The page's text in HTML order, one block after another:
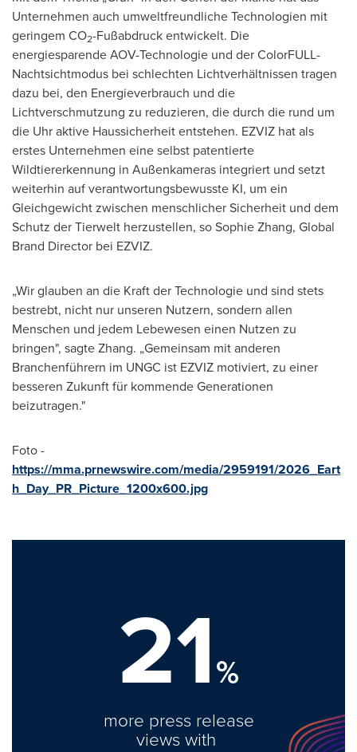
Unternehmen auch umweltfreundliche Technologien mit
geringem CO2-Fußabdruck entwickelt. Die
energiesparende AOV-Technologie und der ColorFULL-
Nachtsichtmodus bei schlechten Lichtverhältnissen tragen
dazu bei, den Energieverbrauch und die
Lichtverschmutzung zu reduzieren, die durch die rund um
die Uhr aktive Haussicherheit entstehen. EZVIZ hat als
erstes Unternehmen eine selbst patentierte
Wildtiererkennung in Außenkameras integriert und setzt
weiterhin auf verantwortungsbewusste KI, um ein
Gleichgewicht zwischen menschlicher Sicherheit und dem
Schutz der Tierwelt herzustellen, so Sophie Zhang, Global
Brand Director bei EZVIZ.
„Wir glauben an die Kraft der Technologie und sind stets
bestrebt, nicht nur unseren Nutzern, sondern allen
Menschen und jedem Lebewesen einen Nutzen zu
bringen", sagte Zhang. „Gemeinsam mit anderen
Branchenführern im UNGC ist EZVIZ motiviert, zu einer
besseren Zukunft für kommende Generationen
beizutragen."
Foto -
https://mma.prnewswire.com/media/2959191/2026_Eart
h_Day_PR_Picture_1200x600.jpg
21%
more press release
views with